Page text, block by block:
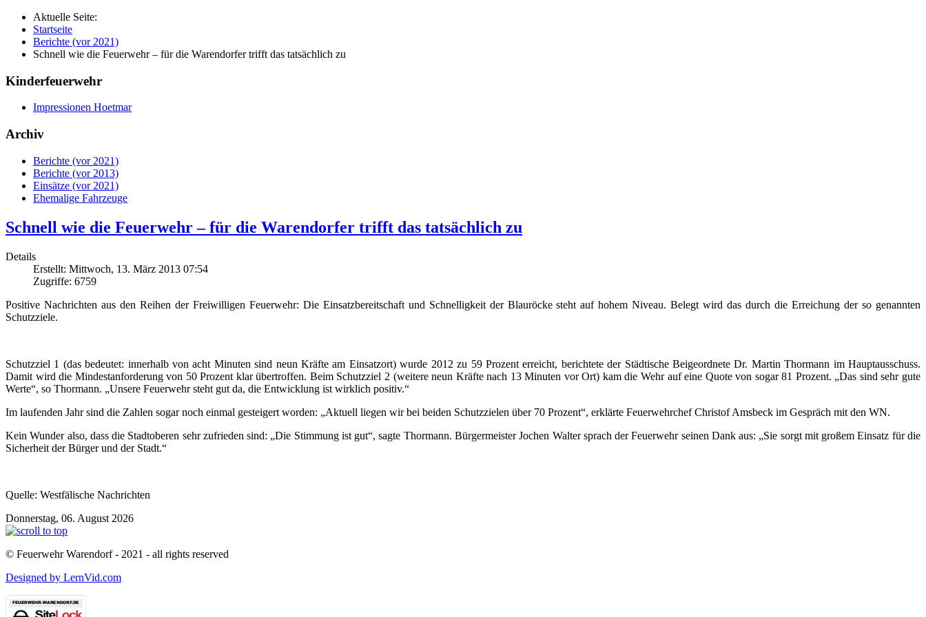
Aktuelle Seite:
Startseite
Berichte (vor 2021)
Schnell wie die Feuerwehr – für die Warendorfer trifft das tatsächlich zu
Kinderfeuerwehr
Impressionen Hoetmar
Archiv
Berichte (vor 2021)
Berichte (vor 2013)
Einsätze (vor 2021)
Ehemalige Fahrzeuge
Schnell wie die Feuerwehr – für die Warendorfer trifft das tatsächlich zu
Details
Erstellt: Mittwoch, 13. März 2013 07:54
Zugriffe: 6759
Positive Nachrichten aus den Reihen der Freiwilligen Feuerwehr: Die Einsatzbereitschaft und Schnelligkeit der Blauröcke steht auf hohem Niveau. Belegt wird das durch die Erreichung der so genannten
Schutzziele.
Schutzziel 1 (das bedeutet: innerhalb von acht Minuten sind neun Kräfte am Einsatzort) wurde 2012 zu 59 Prozent erreicht, berichtete der Städtische Beigeordnete Dr. Martin Thormann im Hauptausschuss.
Damit wird die Mindestanforderung von 50 Prozent klar übertroffen. Beim Schutzziel 2 (weitere neun Kräfte nach 13 Minuten vor Ort) kam die Wehr auf eine Quote von sogar 81 Prozent. „Das sind sehr gute
Werte“, so Thormann. „Unsere Feuerwehr steht gut da, die Entwicklung ist wirklich positiv.“
Im laufenden Jahr sind die Zahlen sogar noch einmal gesteigert worden: „Aktuell liegen wir bei beiden Schutzzielen über 70 Prozent“, erklärte Feuerwehrchef Christof Amsbeck im Gespräch mit den WN.
Kein Wunder also, dass die Stadtoberen sehr zufrieden sind: „Die Stimmung ist gut“, sagte Thormann. Bürgermeister Jochen Walter sprach der Feuerwehr seinen Dank aus: „Sie sorgt mit großem Einsatz für die
Sicherheit der Bürger und der Stadt.“
Quelle: Westfälische Nachrichten
Donnerstag, 06. August 2026
© Feuerwehr Warendorf - 2021 - all rights reserved
Designed by LernVid.com